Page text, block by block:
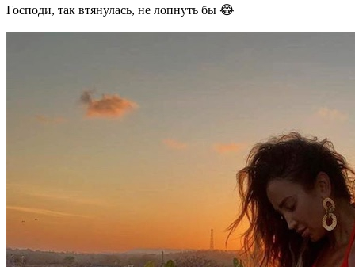
Господи, так втянулась, не лопнуть бы 😂